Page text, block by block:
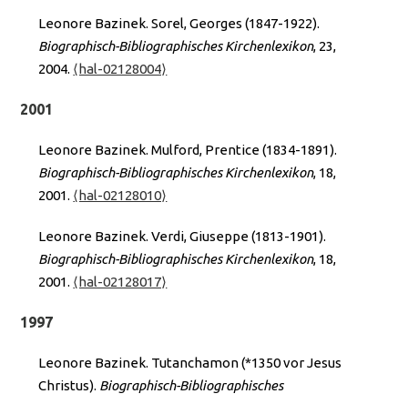
Leonore Bazinek. Sorel, Georges (1847-1922).
Biographisch-Bibliographisches Kirchenlexikon, 23,
2004. ⟨hal-02128004⟩
2001
Leonore Bazinek. Mulford, Prentice (1834-1891).
Biographisch-Bibliographisches Kirchenlexikon, 18,
2001. ⟨hal-02128010⟩
Leonore Bazinek. Verdi, Giuseppe (1813-1901).
Biographisch-Bibliographisches Kirchenlexikon, 18,
2001. ⟨hal-02128017⟩
1997
Leonore Bazinek. Tutanchamon (*1350 vor Jesus
Christus). Biographisch-Bibliographisches